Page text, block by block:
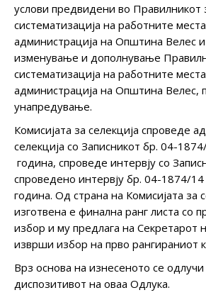
услови предвидени во Правилникот
систематизација на работните
администрација на Општина Велес
изменување и дополнување
систематизација на работните
администрација на Општина Велес,
унапредување.
Комисијата за селекција спроведе
селекција со Записникот бр. 04-
година, спроведе интервју со
спроведено интервју бр. 04-1874/
година. Од страна на Комисијата за
изготвена е финална ранг листа со
избор и му предлага на Секретарот
изврши избор на прво рангираниот
Врз основа на изнесеното се одлучи
диспозитивот на оваа Одлука.